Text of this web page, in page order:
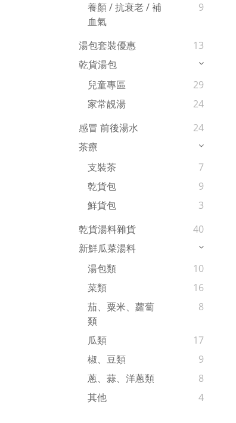
養顏 / 抗衰老 / 補
血氣
9
湯包套裝優惠
13
乾貨湯包
兒童專區
29
家常靚湯
24
感冒 前後湯水
24
茶療
支裝茶
7
乾貨包
9
鮮貨包
3
乾貨湯料雜貨
40
新鮮瓜菜湯料
湯包類
10
菜類
16
茄、粟米、蘿蔔
類
8
瓜類
17
椒、豆類
9
蔥、蒜、洋蔥類
8
其他
4